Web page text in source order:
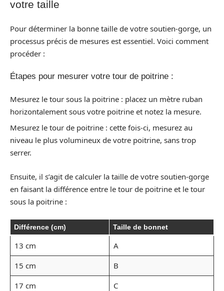
votre taille
Pour déterminer la bonne taille de votre soutien-gorge, un
processus précis de mesures est essentiel. Voici comment
procéder :
Étapes pour mesurer votre tour de poitrine :
Mesurez le tour sous la poitrine : placez un mètre ruban
horizontalement sous votre poitrine et notez la mesure.
Mesurez le tour de poitrine : cette fois-ci, mesurez au
niveau le plus volumineux de votre poitrine, sans trop
serrer.
Ensuite, il s’agit de calculer la taille de votre soutien-gorge
en faisant la différence entre le tour de poitrine et le tour
sous la poitrine :
Différence (cm) Taille de bonnet
13 cm
A
15 cm
B
17 cm
C